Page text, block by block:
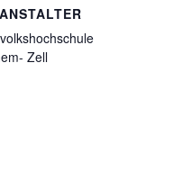
Zell